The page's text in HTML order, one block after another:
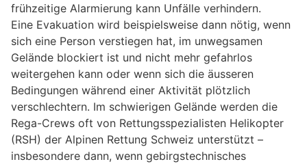
frühzeitige Alarmierung kann Unfälle verhindern.
Eine Evakuation wird beispielsweise dann nötig, wenn
sich eine Person verstiegen hat, im unwegsamen
Gelände blockiert ist und nicht mehr gefahrlos
weitergehen kann oder wenn sich die äusseren
Bedingungen während einer Aktivität plötzlich
verschlechtern. Im schwierigen Gelände werden die
Rega-Crews oft von Rettungsspezialisten Helikopter
(RSH) der Alpinen Rettung Schweiz unterstützt –
insbesondere dann, wenn gebirgstechnisches